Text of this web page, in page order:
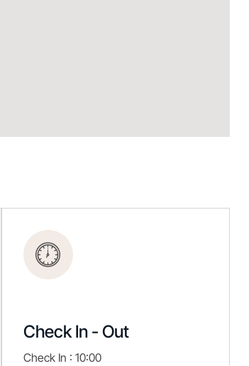
Check In - Out
Check In : 10:00